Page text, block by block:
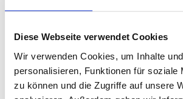
Diese Webseite verwendet Cookies
Wir verwenden Cookies, um Inhalte
personalisieren, Funktionen für soziale
zu können und die Zugriffe auf unsere